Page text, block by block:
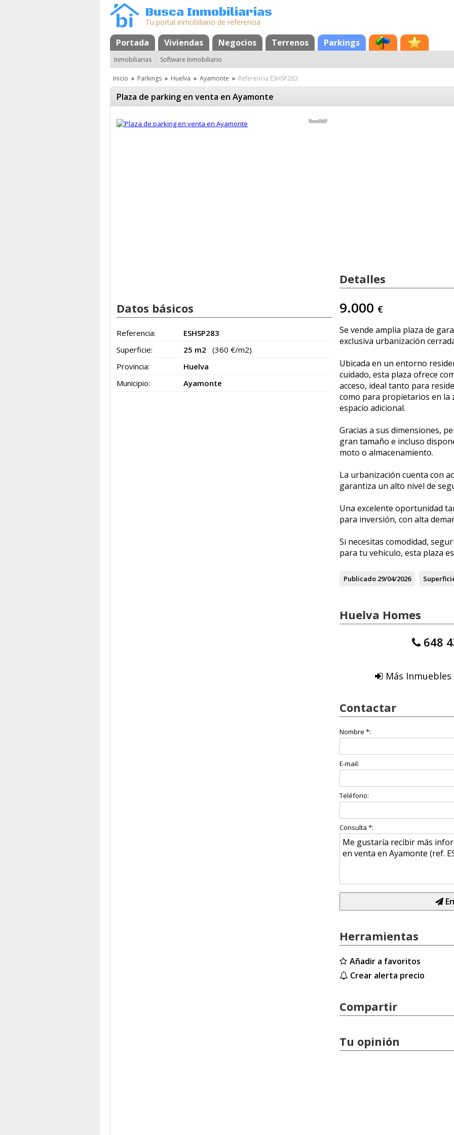
Busca Inmobiliarias
Tu portal inmobiliario de referencia
Portada Viviendas Negocios Terrenos Parkings
MapaFavoritos
Inmobiliarias Software Inmobiliario
Inicio » Parkings » Huelva » Ayamonte » Referencia ESHSP283
Plaza de parking en venta en Ayamonte
9
Datos básicos
Referencia:
ESHSP283
Superficie:
25 m2
(360 €/m2)
Provincia:
Huelva
Municipio:
Ayamonte
Detalles
9.000 €
Se vende amplia plaza de
exclusiva urbanización
Ubicada en un entorno
cuidado, esta plaza ofrece
acceso, ideal tanto para
como para propietarios en la
espacio adicional.
Gracias a sus dimensiones,
gran tamaño e incluso
moto o almacenamiento.
La urbanización cuenta con
garantiza un alto nivel de
Una excelente oportunidad
para inversión, con alta
Si necesitas comodidad,
para tu vehículo, esta plaza
Publicado 29/04/2026
Huelva Homes
648
Más
Contactar
Nombre *:
E-mail:
Teléfono:
Consulta *:
Herramientas
Añadir a favoritos
Crear alerta precio
Compartir
Tu opinión